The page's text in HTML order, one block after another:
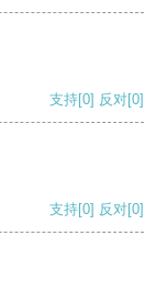
支持[0] 反对[0]
支持[0] 反对[0]